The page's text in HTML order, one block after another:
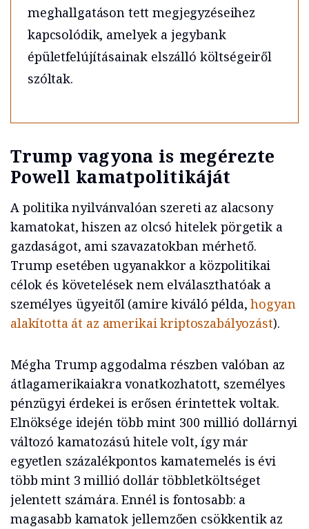
meghallgatáson tett megjegyzéseihez
kapcsolódik, amelyek a jegybank
épületfelújításainak elszálló költségeiről
szóltak.
Trump vagyona is megérezte
Powell kamatpolitikáját
A politika nyilvánvalóan szereti az alacsony
kamatokat, hiszen az olcsó hitelek pörgetik a
gazdaságot, ami szavazatokban mérhető.
Trump esetében ugyanakkor a közpolitikai
célok és követelések nem elválaszthatóak a
személyes ügyeitől (amire kiváló példa,hogyan
alakította át az amerikai kriptoszabályozást).
Mégha Trump aggodalma részben valóban az
átlagamerikaiakra vonatkozhatott, személyes
pénzügyi érdekei is erősen érintettek voltak.
Elnöksége idején több mint 300 millió dollárnyi
változó kamatozású hitele volt, így már
egyetlen százalékpontos kamatemelés is évi
több mint 3 millió dollár többletköltséget
jelentett számára. Ennél is fontosabb: a
magasabb kamatok jellemzően csökkentik az